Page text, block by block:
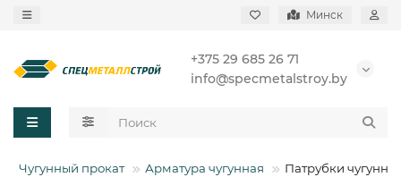
Минск
+375 29 685 26 71
info@specmetalstroy.by
Чугунный прокат Арматура чугунная Патрубки